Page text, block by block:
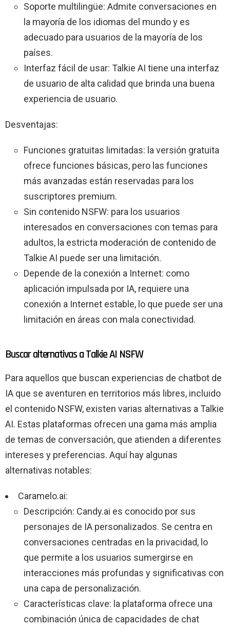
Soporte multilingüe: Admite conversaciones en
la mayoría de los idiomas del mundo y es
adecuado para usuarios de la mayoría de los
países.
Interfaz fácil de usar: Talkie AI tiene una interfaz
de usuario de alta calidad que brinda una buena
experiencia de usuario.
Desventajas:
Funciones gratuitas limitadas: la versión gratuita
ofrece funciones básicas, pero las funciones
más avanzadas están reservadas para los
suscriptores premium.
Sin contenido NSFW: para los usuarios
interesados ​​en conversaciones con temas para
adultos, la estricta moderación de contenido de
Talkie AI puede ser una limitación.
Depende de la conexión a Internet: como
aplicación impulsada por IA, requiere una
conexión a Internet estable, lo que puede ser una
limitación en áreas con mala conectividad.
Buscar alternativas a Talkie AI NSFW
Para aquellos que buscan experiencias de chatbot de
IA que se aventuren en territorios más libres, incluido
el contenido NSFW, existen varias alternativas a Talkie
AI. Estas plataformas ofrecen una gama más amplia
de temas de conversación, que atienden a diferentes
intereses y preferencias. Aquí hay algunas
alternativas notables:
Caramelo.ai:
Descripción: Candy.ai es conocido por sus
personajes de IA personalizados. Se centra en
conversaciones centradas en la privacidad, lo
que permite a los usuarios sumergirse en
interacciones más profundas y significativas con
una capa de personalización.
Características clave: la plataforma ofrece una
combinación única de capacidades de chat